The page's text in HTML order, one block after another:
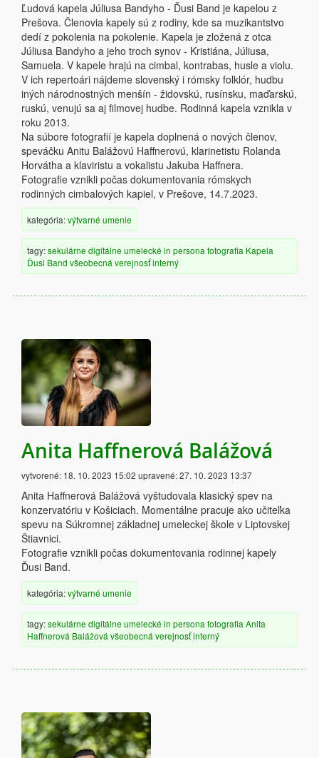
Ľudová kapela Júliusa Bandyho - Ďusi Band je kapelou z
Prešova. Členovia kapely sú z rodiny, kde sa muzikantstvo
dedí z pokolenia na pokolenie. Kapela je zložená z otca
Júliusa Bandyho a jeho troch synov - Kristiána, Júliusa,
Samuela. V kapele hrajú na cimbal, kontrabas, husle a violu.
V ich repertoári nájdeme slovenský i rómsky folklór, hudbu
iných národnostných menšín - židovskú, rusínsku, maďarskú,
ruskú, venujú sa aj filmovej hudbe. Rodinná kapela vznikla v
roku 2013.
Na súbore fotografií je kapela doplnená o nových členov,
speváčku Anitu Balážovú Haffnerovú, klarinetistu Rolanda
Horvátha a klaviristu a vokalistu Jakuba Haffnera.
Fotografie vznikli počas dokumentovania rómskych
rodinných cimbalových kapiel, v Prešove, 14.7.2023.
kategória:výtvarné umenie
tagy:sekulárne digitálne umelecké in persona fotografia Kapela
Ďusi Band všeobecná verejnosťinterný
Anita Haffnerová Balážová
vytvorené: 18. 10. 2023 15:02 upravené:27. 10. 2023 13:37
Anita Haffnerová Balážová vyštudovala klasický spev na
konzervatóriu v Košiciach. Momentálne pracuje ako učiteľka
spevu na Súkromnej základnej umeleckej škole v Liptovskej
Štiavnici.
Fotografie vznikli počas dokumentovania rodinnej kapely
Ďusi Band.
kategória:výtvarné umenie
tagy:sekulárne digitálne umelecké in persona fotografia Anita
Haffnerová Balážová všeobecná verejnosťinterný